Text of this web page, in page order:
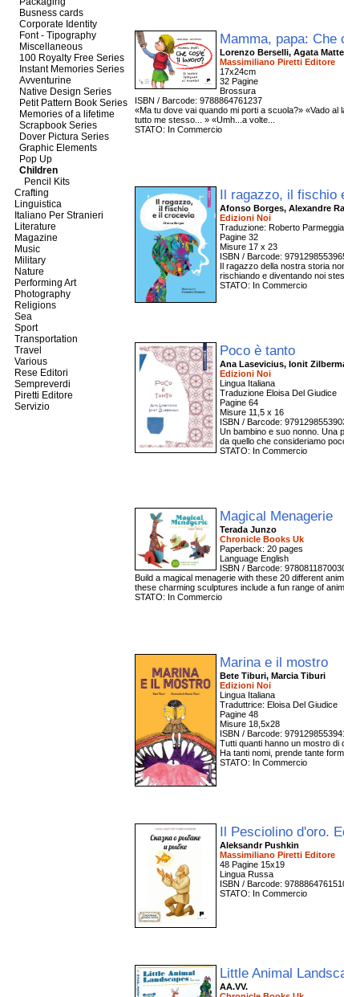
Mamma, papa: Che
Lorenzo Berselli, Agata
Massimiliano Piretti Editore
17x24cm
32 Pagine
Brossura
ISBN / Barcode: 9788864761237
«Ma tu dove vai quando mi porti a scuola?» «Vado
tutto me stesso... » «Umh...a volte...
STATO: In Commercio
Il ragazzo, il fischio
Afonso Borges, Alexandre
Edizioni Noi
Traduzione: Roberto
Pagine 32
Misure 17 x 23
ISBN / Barcode:
Il ragazzo della nostra storia
rischiando e diventando noi
STATO: In Commercio
Poco è tanto
Ana Lasevicius, Ionit
Edizioni Noi
Lingua Italiana
Traduzione Eloisa Del Giudice
Pagine 64
Misure 11,5 x 16
ISBN / Barcode:
Un bambino e suo nonno. Una
da quello che consideriamo
STATO: In Commercio
Magical Menagerie
Terada Junzo
Chronicle Books Uk
Paperback: 20 pages
Language English
ISBN / Barcode:
Build a magical menagerie with these 20 different
these charming sculptures include a fun range of
STATO: In Commercio
Marina e il mostro
Bete Tiburi, Marcia Tiburi
Edizioni Noi
Lingua Italiana
Traduttrice: Eloisa Del Giudice
Pagine 48
Misure 18,5x28
ISBN / Barcode:
Tutti quanti hanno un mostro di
Ha tanti nomi, prende tante
STATO: In Commercio
Il Pesciolino d'oro.
Aleksandr Pushkin
Massimiliano Piretti Editore
48 Pagine 15x19
Lingua Russa
ISBN / Barcode:
STATO: In Commercio
Little Animal
AA.VV.
Busness cards
Corporate Identity
Font - Tipography
Miscellaneous
100 Royalty Free Series
Instant Memories Series
Avventurine
Native Design Series
Petit Pattern Book Series
Memories of a lifetime
Scrapbook Series
Dover Pictura Series
Graphic Elements
Pop Up
Children
Pencil Kits
Crafting
Linguistica
Italiano Per Stranieri
Literature
Magazine
Music
Military
Nature
Performing Art
Photography
Religions
Sea
Sport
Transportation
Travel
Various
Rese Editori
Sempreverdi
Piretti Editore
Servizio